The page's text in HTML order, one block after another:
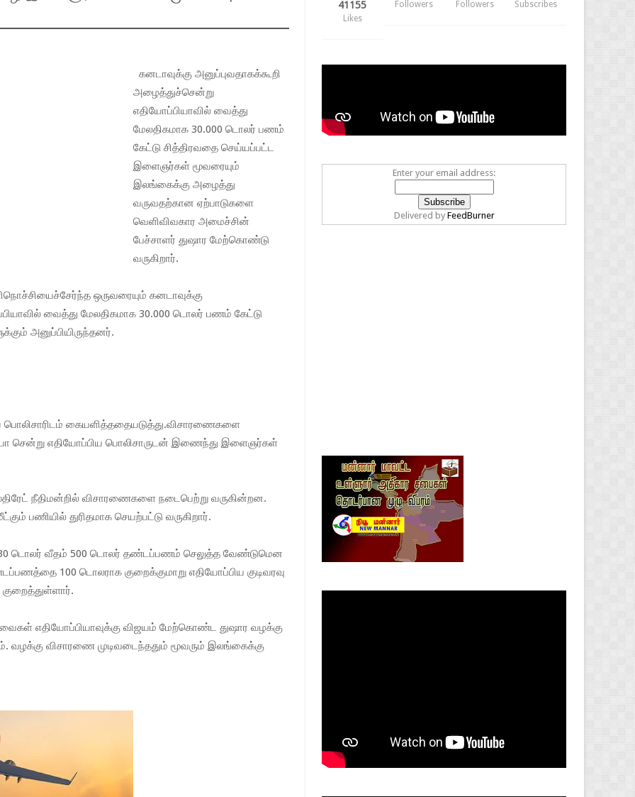
கனடாவுக்கு அனுப்புவதாகக்கூறி
அழைத்துச்சென்று
எதியோப்பியாவில் வைத்து
மேலதிகமாக 30.000 டொலர் பணம்
கேட்டு சித்திரவதை செய்யப்பட்ட
இளைஞர்கள் மூவரையும்
இலங்கைக்கு அழைத்து
வருவதற்கான ஏற்பாடுகளை
வெளிவிவகார அமைச்சின்
பேச்சாளர் துஷார மேற்கொண்டு
வருகிறார்.
ஒருவரையும் கனடாவுக்கு
வைத்து மேலதிகமாக 30.000 டொலர் பணம் கேட்டு
அனுப்பியிருந்தனர்.
கையளித்ததையடுத்து.விசாரணைகளை
சென்று எதியோப்பிய பொலிசாருடன் இணைந்து இளைஞர்கள்
நீதிமன்றில் விசாரணைகளை நடைபெற்று வருகின்றன.
பணியில் துரிதமாக செயற்பட்டு வருகிறார்.
30 டொலர் வீதம் 500 டொலர் தண்டப்பணம் செலுத்த வேண்டுமென
100 டொலராக குறைக்குமாறு எதியோப்பிய குடிவரவு
எதியோப்பியாவுக்கு விஜயம் மேற்கொண்ட துஷார வழக்கு
வழக்கு விசாரணை முடிவடைந்ததும் மூவரும் இலங்கைக்கு
41155
Likes
Followers Followers Subscribes
Enter your email address:
Delivered by FeedBurner